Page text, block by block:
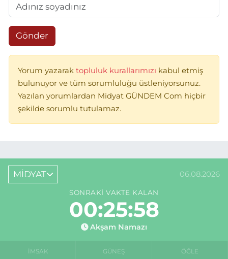
Gönder
Yorum yazarak topluluk kurallarımızı kabul etmiş
bulunuyor ve tüm sorumluluğu üstleniyorsunuz.
Yazılan yorumlardan Midyat GÜNDEM Com hiçbir
şekilde sorumlu tutulamaz.
MİDYAT 06.08.2026
SONRAKI VAKTE KALAN
00:25:58
Akşam Namazı
İMSAK GÜNEŞ ÖĞLE